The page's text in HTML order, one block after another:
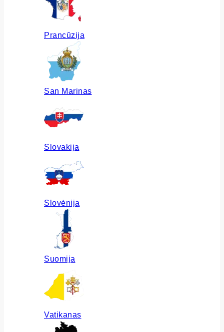
Prancūzija
San Marinas
Slovakija
Slovėnija
Suomija
Vatikanas